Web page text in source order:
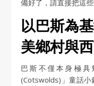
備好了，請直接把這
以巴斯為
美鄉村與
巴斯不僅本身極
(Cotswolds)」童話小